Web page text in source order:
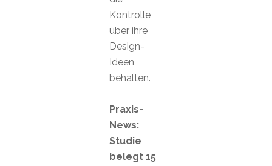
Kontrolle
über ihre
Design-
Ideen
behalten.
Praxis-
News:
Studie
belegt 15